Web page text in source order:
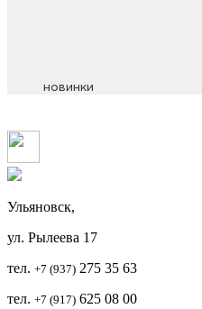
Ульяновск,
ул. Рылеева 17
тел. +7 (937) 275 35 63
тел. +7 (917) 625 08 00